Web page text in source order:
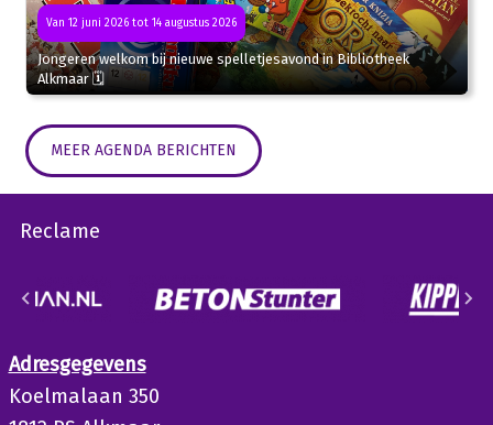
Van 12 juni 2026 tot 14 augustus 2026
Jongeren welkom bij nieuwe spelletjesavond in Bibliotheek
Alkmaar 🗓
MEER AGENDA BERICHTEN
Reclame
Adresgegevens
Koelmalaan 350